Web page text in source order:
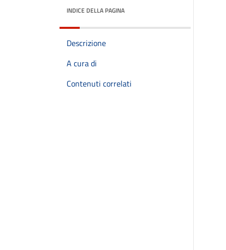
INDICE DELLA PAGINA
Descrizione
A cura di
Contenuti correlati